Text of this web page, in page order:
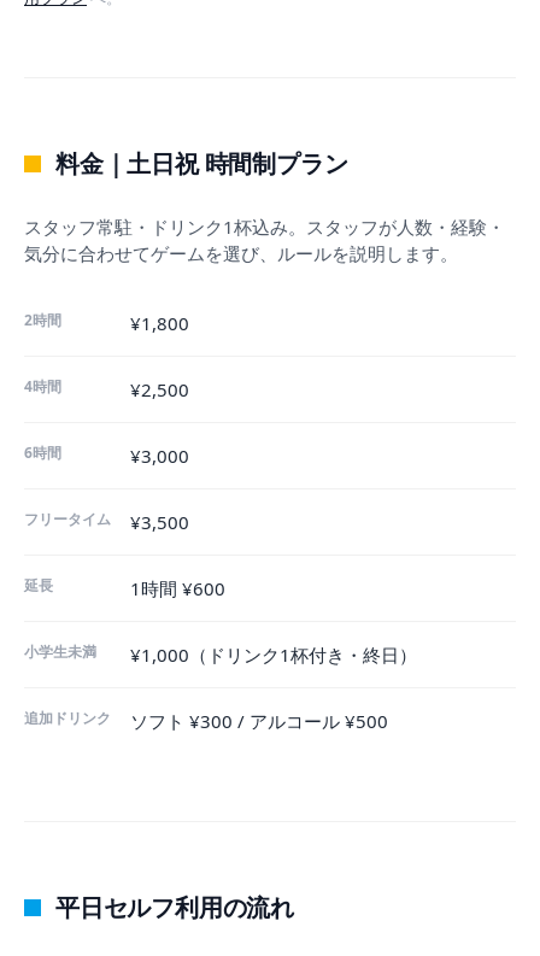
料金｜土日祝 時間制プラン
スタッフ常駐・ドリンク1杯込み。スタッフが人数・経験・
気分に合わせてゲームを選び、ルールを説明します。
2時間 ¥1,800
4時間 ¥2,500
6時間 ¥3,000
フリータイム ¥3,500
延長 1時間 ¥600
小学生未満 ¥1,000（ドリンク1杯付き・終日）
追加ドリンク ソフト ¥300 / アルコール ¥500
平日セルフ利用の流れ